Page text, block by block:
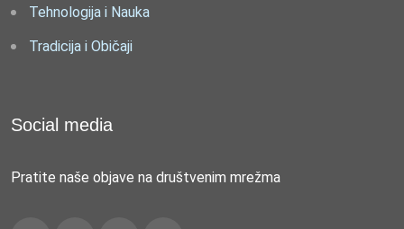
Tehnologija i Nauka
Tradicija i Običaji
Social media
Pratite naše objave na društvenim mrežma